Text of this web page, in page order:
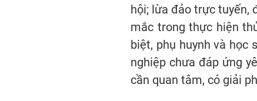
hội; lừa đảo trực tuyến,
mắc trong thực hiện
biệt, phụ huynh và học
nghiệp chưa đáp ứng
cần quan tâm, có giải